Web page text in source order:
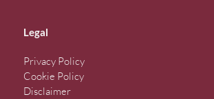
Legal
Privacy Policy
Cookie Policy
Disclaimer